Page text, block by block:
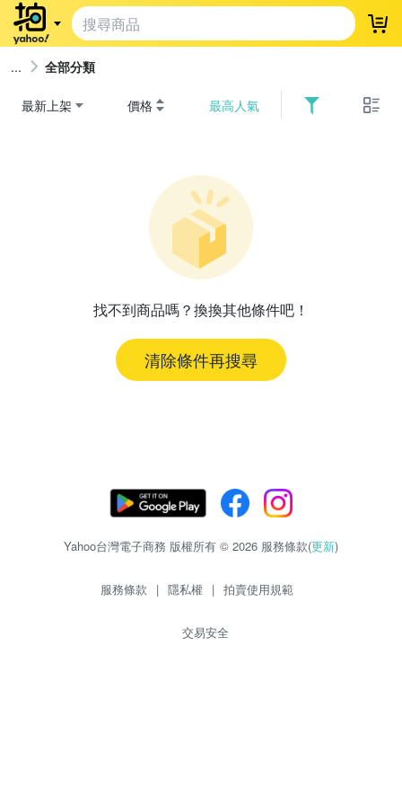
登
全部分類
最新上架 價格 最高人氣
找不到商品嗎？換換其他條件吧！
清除條件再搜尋
Yahoo台灣電子商務 版權所有 © 2026 服務條款(更新)
服務條款 | 隱私權 | 拍賣使用規範
交易安全